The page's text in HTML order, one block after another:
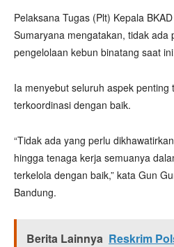
Pelaksana Tugas (Plt) Kepala
Sumaryana mengatakan, tidak ada
pengelolaan kebun binatang saat
Ia menyebut seluruh aspek
terkoordinasi dengan baik.
“Tidak ada yang perlu
hingga tenaga kerja semuanya
terkelola dengan baik,” kata Gun
Bandung.
Berita Lainnya Reskrim